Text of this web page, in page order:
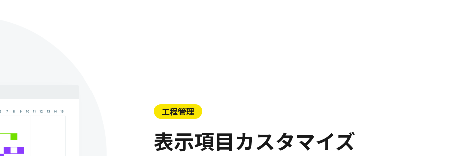
工程管理
表示項目カスタマイズ